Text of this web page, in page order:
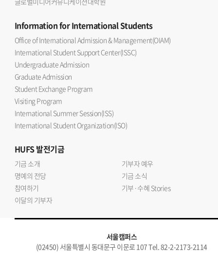
Informationfor International Students
Office of International Admission & Management(OIAM)
International Student Support Center(ISSC)
Undergraduate Admission
Graduate Admission
Student Exchange Program
Visiting Program
International Summer Session(ISS)
International Student Organization(ISO)
HUFS발전기금
기금 소개
기부자 예우
명예의 전당
기금 소식
참여하기
기부·수혜 Stories
이달의 기부자
서울캠퍼스
(02450) 서울특별시 동대문구 이문로 107 Tel. 82-2-2173-2114